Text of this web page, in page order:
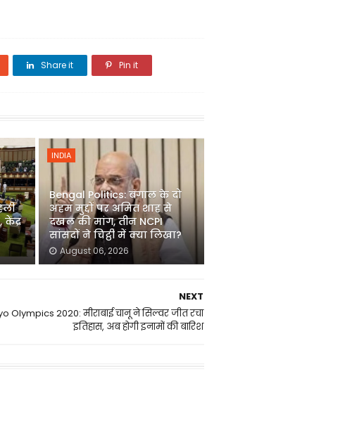
Share it Pin it
केंद्र
INDIA
Bengal Politics: बंगाल के दो
अहम मुद्दों पर अमित शाह से
दखल की मांग, तीन NCPI
सांसदों ने चिट्ठी में क्या लिखा?
August 06, 2026
NEXT
Olympics 2020: मीराबाई चानू ने सिल्वर जीत रचा
इतिहास, अब होगी इनामों की बारिश